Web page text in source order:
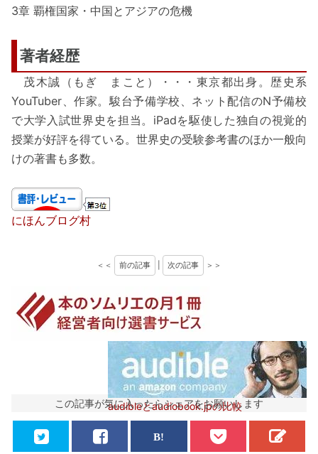
3章 覇権国家・中国とアジアの危機
著者経歴
茂木誠（もぎ まこと）・・・東京都出身。歴史系
YouTuber、作家。駿台予備学校、ネット配信のN予備校
で大学入試世界史を担当。iPadを駆使した独自の視覚的
授業が好評を得ている。世界史の受験参考書のほか一般向
けの著書も多数。
にほんブログ村
＜＜ 前の記事 次の記事 ＞＞
audibleとaudiobook.jpの比較
この記事が気に入ったらシェアをお願いします